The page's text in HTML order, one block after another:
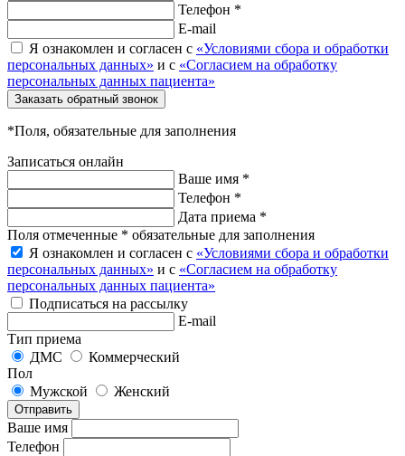
Телефон *
E-mail
Я ознакомлен и согласен с «Условиями сбора и обработки
персональных данных» и с «Согласием на обработку
персональных данных пациента»
Заказать обратный звонок
*Поля, обязательные для заполнения
Записаться онлайн
Ваше имя *
Телефон *
Дата приема *
Поля отмеченные * обязательные для заполнения
Я ознакомлен и согласен с «Условиями сбора и обработки
персональных данных» и с «Согласием на обработку
персональных данных пациента»
Подписаться на рассылку
E-mail
Тип приема
ДМС
Коммерческий
Пол
Мужской
Женский
Отправить
Ваше имя
Телефон